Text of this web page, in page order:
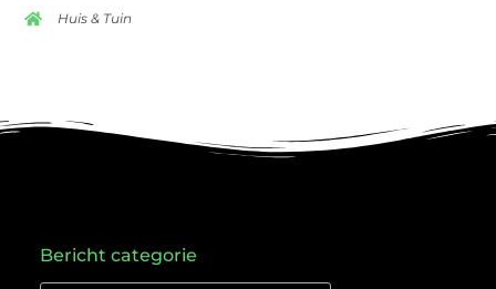
Huis & Tuin
Bericht categorie